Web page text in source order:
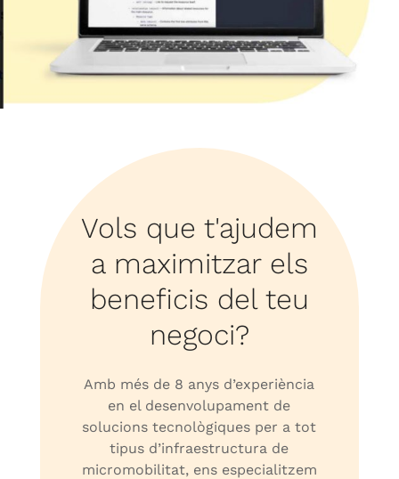
Vols que t'ajudem
a maximitzar els
beneficis del teu
negoci?
Amb més de 8 anys d’experiència
en el desenvolupament de
solucions tecnològiques per a tot
tipus d’infraestructura de
micromobilitat, ens especialitzem